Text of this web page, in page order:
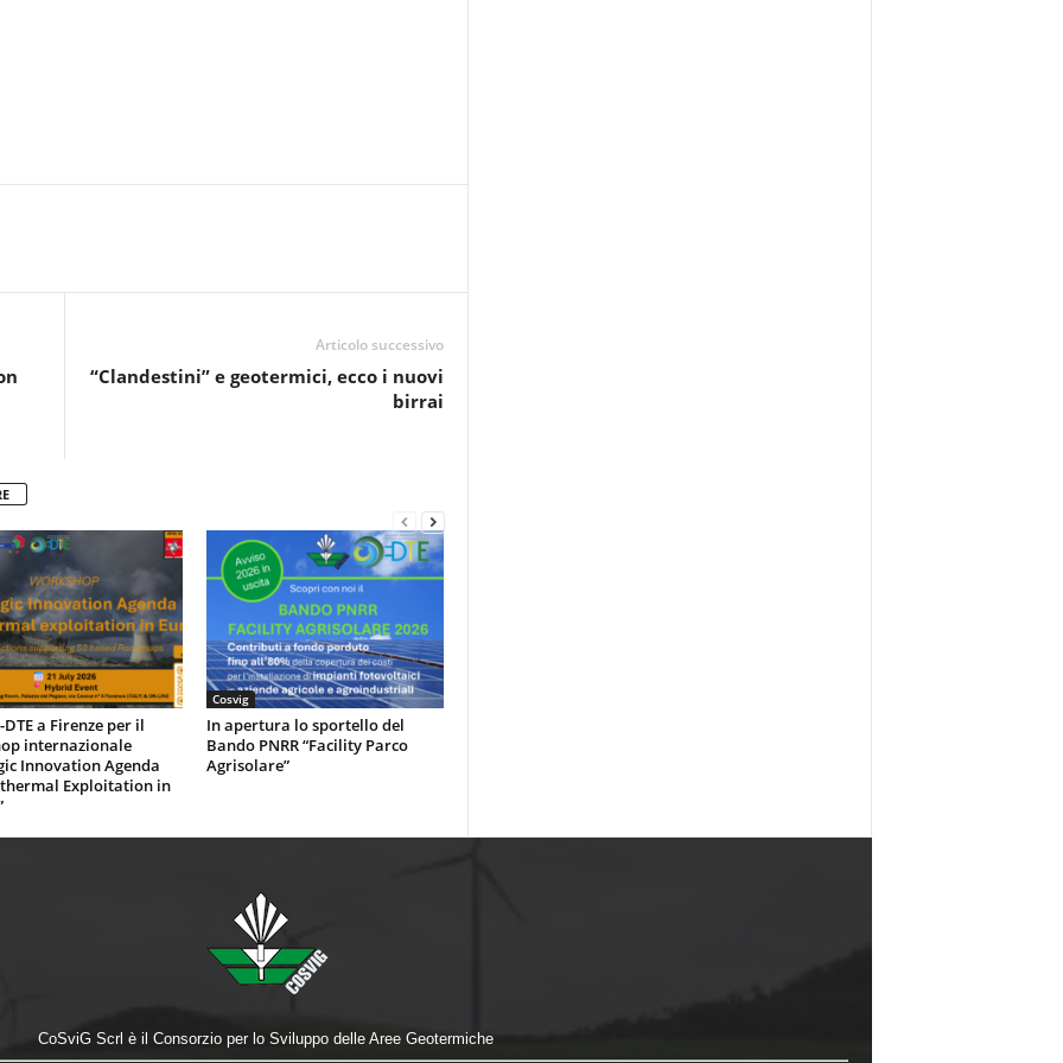
Articolo successivo
“Clandestini” e geotermici, ecco i nuovi
birrai
DTE a Firenze per il
internazionale
Innovation Agenda
Exploitation in
Cosvig
In apertura lo sportello del
Bando PNRR “Facility Parco
Agrisolare”
CoSviG Scrl è il Consorzio per lo Sviluppo delle Aree Geotermiche